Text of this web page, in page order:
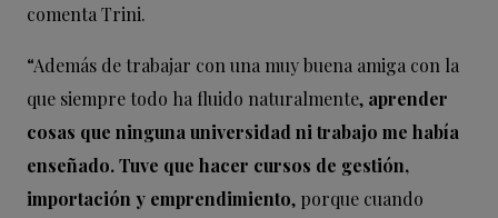
comenta Trini.
“Además de trabajar con una muy buena amiga con la
que siempre todo ha fluido naturalmente, aprender
cosas que ninguna universidad ni trabajo me había
enseñado. Tuve que hacer cursos de gestión,
importación y emprendimiento, porque cuando